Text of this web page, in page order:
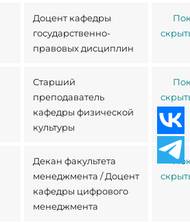
Доцент кафедры
государственно-
правовых дисциплин
Старший
преподаватель
кафедры физической
культуры
Декан факультета
менеджмента / Доцент
кафедры цифрового
менеджмента